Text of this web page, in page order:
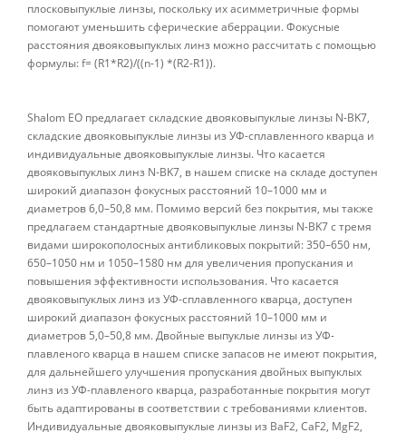
плосковыпуклые линзы, поскольку их асимметричные формы
помогают уменьшить сферические аберрации. Фокусные
расстояния двояковыпуклых линз можно рассчитать с помощью
формулы: f= (R1*R2)/((n-1) *(R2-R1)).
Shalom EO предлагает складские двояковыпуклые линзы N-BK7,
складские двояковыпуклые линзы из УФ-сплавленного кварца и
индивидуальные двояковыпуклые линзы. Что касается
двояковыпуклых линз N-BK7, в нашем списке на складе доступен
широкий диапазон фокусных расстояний 10–1000 мм и
диаметров 6,0–50,8 мм. Помимо версий без покрытия, мы также
предлагаем стандартные двояковыпуклые линзы N-BK7 с тремя
видами широкополосных антибликовых покрытий: 350–650 нм,
650–1050 нм и 1050–1580 нм для увеличения пропускания и
повышения эффективности использования. Что касается
двояковыпуклых линз из УФ-сплавленного кварца, доступен
широкий диапазон фокусных расстояний 10–1000 мм и
диаметров 5,0–50,8 мм. Двойные выпуклые линзы из УФ-
плавленого кварца в нашем списке запасов не имеют покрытия,
для дальнейшего улучшения пропускания двойных выпуклых
линз из УФ-плавленого кварца, разработанные покрытия могут
быть адаптированы в соответствии с требованиями клиентов.
Индивидуальные двояковыпуклые линзы из BaF2, CaF2, MgF2,